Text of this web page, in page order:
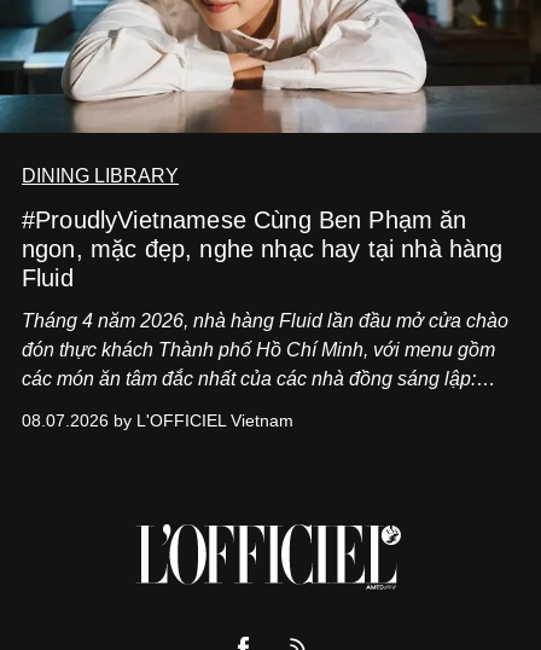
DINING LIBRARY
#ProudlyVietnamese Cùng Ben Phạm ăn
ngon, mặc đẹp, nghe nhạc hay tại nhà hàng
Fluid
Tháng 4 năm 2026, nhà hàng Fluid lần đầu mở cửa chào
đón thực khách Thành phố Hồ Chí Minh, với menu gồm
các món ăn tâm đắc nhất của các nhà đồng sáng lập:
món ăn đa dạng từ Á đến Âu nhanh chóng được yêu thích
08.07.2026 by L'OFFICIEL Vietnam